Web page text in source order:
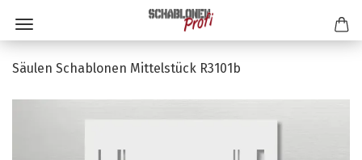
Säulen Schablonen Mittelstück R3101b